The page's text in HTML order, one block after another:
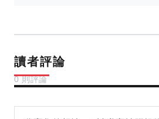
讀者評論
0 則評論